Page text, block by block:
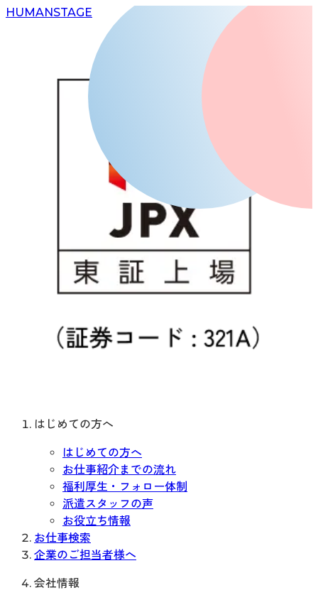
HUMANSTAGE
はじめての方へ
はじめての方へ
お仕事紹介までの流れ
福利厚生・フォロー体制
派遣スタッフの声
お役立ち情報
お仕事検索
企業のご担当者様へ
会社情報